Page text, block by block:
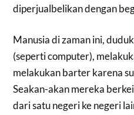
diperjualbelikan dengan
Manusia di zaman ini,
(seperti computer),
melakukan barter karena
Seakan-akan mereka
dari satu negeri ke negeri